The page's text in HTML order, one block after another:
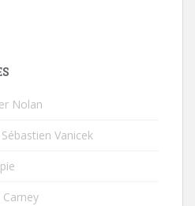
Nolan
Vanicek